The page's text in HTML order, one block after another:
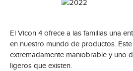
El Vicon 4 ofrece a las familias una
en nuestro mundo de productos.
extremadamente maniobrable y uno
ligeros que existen.